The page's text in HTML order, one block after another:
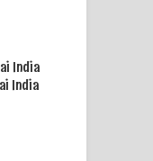
රාවය ගීතයේ
- සද්දෙට
India
India